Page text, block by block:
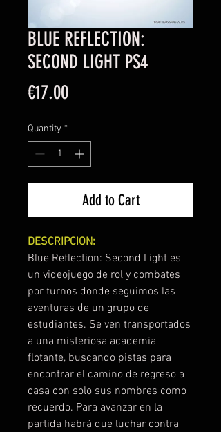
BLUE REFLECTION:
SECOND LIGHT PS4
€17.00Price
Quantity *
Add to Cart
DESCRIPCION:
Blue Reflection: Second Light es
un videojuego de rol y combates
por turnos donde seguimos las
aventuras de un grupo de
estudiantes. Se ven transportados
a una misteriosa academia
flotante, buscando pistas para
encontrar el camino de regreso a
casa con solo sus nombres como
recuerdo. Para avanzar en la
partida habrá que luchar contra